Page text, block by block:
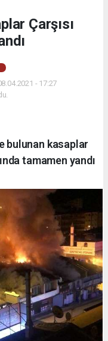
Çarşısı
- 17:27
bulunan kasaplar
tamamen yandı